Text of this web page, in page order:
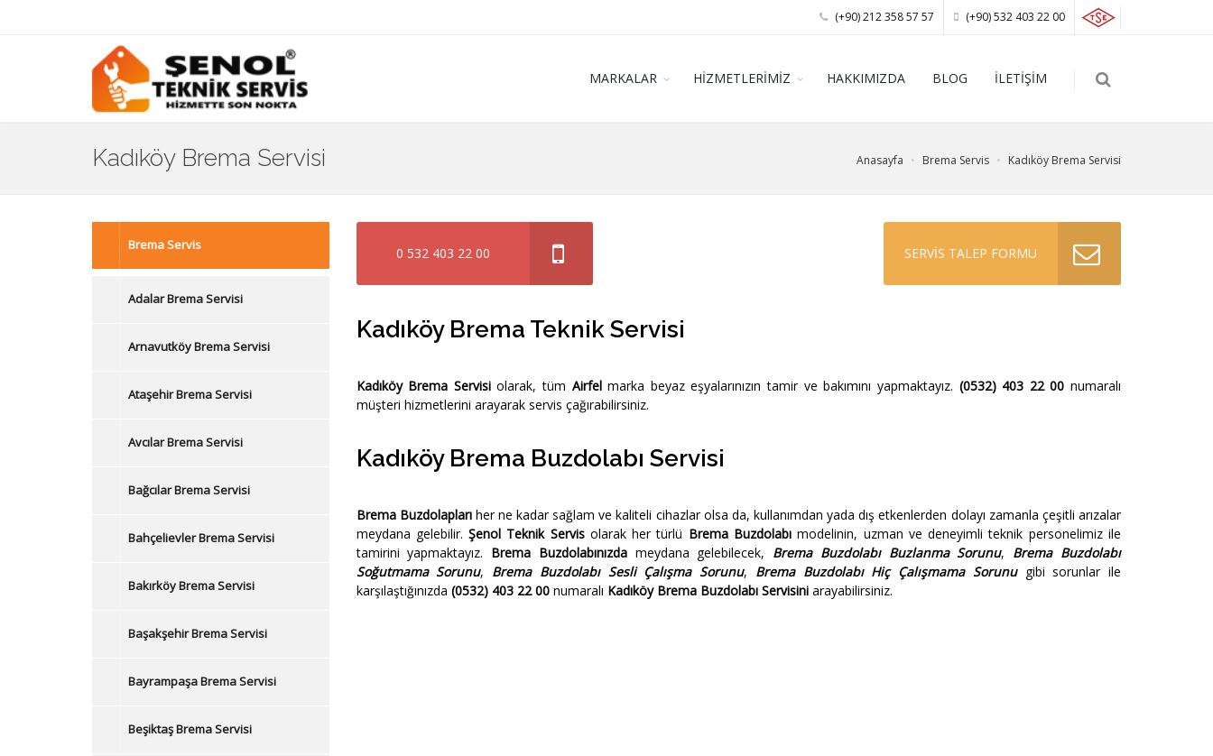
(+90) 212 358 57 57 (+90) 532 403 22 00
MARKALAR HİZMETLERİMİZ HAKKIMIZDA BLOG İLETİŞİM
Kadıköy Brema Servisi Anasayfa Brema Servis Kadıköy Brema Servisi
Brema Servis
Adalar Brema Servisi
Arnavutköy Brema Servisi
Ataşehir Brema Servisi
Avcılar Brema Servisi
Bağcılar Brema Servisi
Bahçelievler Brema Servisi
Bakırköy Brema Servisi
Başakşehir Brema Servisi
Bayrampaşa Brema Servisi
Beşiktaş Brema Servisi
0 532 403 22 00 SERVİS TALEP FORMU
Kadıköy Brema Teknik Servisi
Kadıköy Brema Servisiolarak, tüm Airfelmarka beyaz eşyalarınızın tamir ve bakımını yapmaktayız. (0532) 403 22 00 numaralı
müşteri hizmetlerini arayarak servis çağırabilirsiniz.
Kadıköy Brema Buzdolabı Servisi
Brema Buzdolaplarıher ne kadar sağlam ve kaliteli cihazlar olsa da, kullanımdan yada dış etkenlerden dolayı zamanla çeşitli arızalar
meydana gelebilir.Şenol Teknik Servisolarak her türlü Brema Buzdolabı modelinin, uzman ve deneyimli teknik personelimiz ile
tamirini yapmaktayız. Brema Buzdolabınızdameydana gelebilecek, Brema Buzdolabı Buzlanma Sorunu, Brema Buzdolabı
Soğutmama Sorunu, Brema Buzdolabı Sesli Çalışma Sorunu, Brema Buzdolabı Hiç Çalışmama Sorunugibi sorunlar ile
karşılaştığınızda (0532) 403 22 00numaralı Kadıköy Brema Buzdolabı Servisiniarayabilirsiniz.